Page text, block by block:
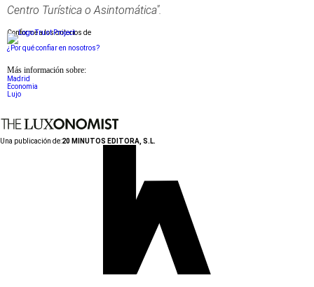
Centro Turística o Asintomática".
Conforme a los criterios de
¿Por qué confiar en nosotros?
Más información sobre:
Madrid
Economia
Lujo
Una publicación de:20 MINUTOS EDITORA, S.L.